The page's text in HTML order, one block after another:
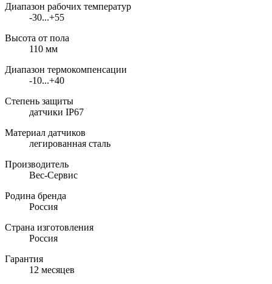
Диапазон рабочих температур
-30...+55
Высота от пола
110 мм
Диапазон термокомпенсации
-10...+40
Степень защиты
датчики IP67
Материал датчиков
легированная сталь
Производитель
Вес-Сервис
Родина бренда
Россия
Страна изготовления
Россия
Гарантия
12 месяцев